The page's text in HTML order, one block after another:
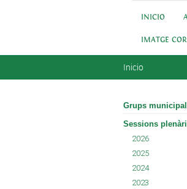
INICIO
IMATGE
Se encuentra usted aquí
Inicio
Grups
Sessions
2026
2025
2024
2023